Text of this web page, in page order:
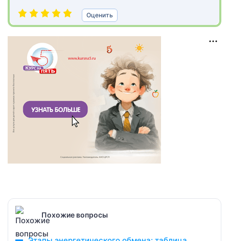
Оценить
Похожие вопросы